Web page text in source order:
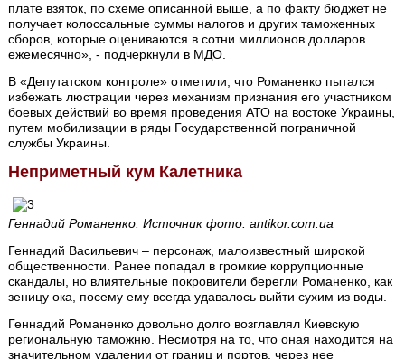
плате взяток, по схеме описанной выше, а по факту бюджет не
получает колоссальные суммы налогов и других таможенных
сборов, которые оцениваются в сотни миллионов долларов
ежемесячно», - подчеркнули в МДО.
В «Депутатском контроле» отметили, что Романенко пытался
избежать люстрации через механизм признания его участником
боевых действий во время проведения АТО на востоке Украины,
путем мобилизации в ряды Государственной пограничной
службы Украины.
Неприметный кум Калетника
Геннадий Романенко. Источник фото: antikor.com.ua
Геннадий Васильевич – персонаж, малоизвестный широкой
общественности. Ранее попадал в громкие коррупционные
скандалы, но влиятельные покровители берегли Романенко, как
зеницу ока, посему ему всегда удавалось выйти сухим из воды.
Геннадий Романенко довольно долго возглавлял Киевскую
региональную таможню. Несмотря на то, что оная находится на
значительном удалении от границ и портов, через нее